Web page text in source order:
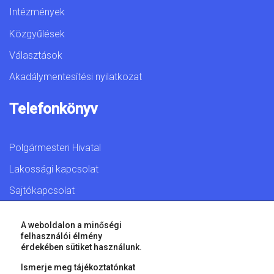
Intézmények
Közgyűlések
Választások
Akadálymentesítési nyilatkozat
Telefonkönyv
Polgármesteri Hivatal
Lakossági kapcsolat
Sajtókapcsolat
© 2026 Győr Megyei Jogú Város • Minden jog fenntartva!
A weboldalon a minőségi
felhasználói élmény
érdekében sütiket használunk.
Ismerje meg tájékoztatónkat